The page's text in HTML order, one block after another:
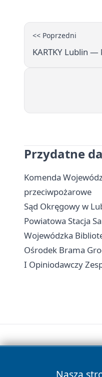
<< Poprzedni
KARTKY Lublin
Przydatne
Komenda
przeciwpożarowe
Sąd Okręgowy w
Powiatowa Stacja
Wojewódzka
Ośrodek Brama
I Opiniodawczy
Nasza